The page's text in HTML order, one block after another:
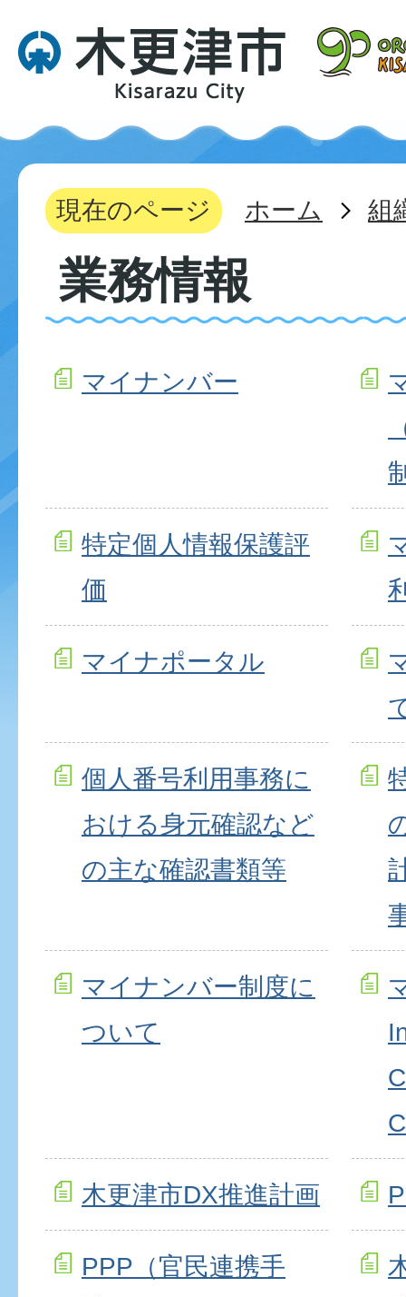
現在のページ ホーム 組
業務情報
マイナンバー
特定個人情報保護評
価
マイナポータル
個人番号利用事務に
おける身元確認など
の主な確認書類等
マイナンバー制度に
ついて
木更津市DX推進計画
PPP（官民連携手